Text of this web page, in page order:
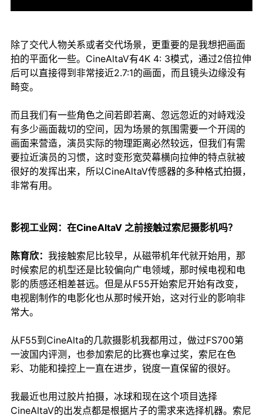
除了交代人物关系或者交代场景，更重要的是我想把画面
拍的平面化一些。CineAltaV有4K 4: 3模式，通过2倍拉伸
后可以直接得到非常接近2.7:1的画面，而且镜头边缘没有
畸变。
而且我们有一些角色之间若即若离、忽远忽近的对峙戏没
有多少画面裁切的空间，因为场景的氛围需要一个开阔的
画面来营造，演员实际的物理距离必然较远，但我们有需
要拉近演员的习惯，这时变形宽荧幕横向拉伸的特点就被
很好的发挥出来，所以CineAltaV传感器的多种格式拍摄，
非常有用。
影视工业网：在CineAltaV 之前接触过索尼摄影机吗？
陈育欣： 我接触索尼比较早，从磁带机年代就开始用，那
时候索尼的机型还是比较偏向广电领域，那时候电视和电
影的质感还相差甚远。但是从F55开始索尼开始有改变，
电视剧制作的电影化也从那时候开始，这对行业的影响非
常大。
从F55到CineAlta的几款摄影机我都用过，做过FS700第
一波国内评测，也参加索尼的比赛也拿过奖，索尼在色
彩、功能和操控上一直在进步，锐度一直保留的很好。
我最近也用过胶片拍摄，冰球和现在这个项目选择
CineAltaV的出发点都是根据片子的需求来选择机器。索尼